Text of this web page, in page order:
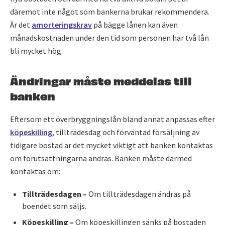
däremot inte något som bankerna brukar rekommendera.
Är det amorteringskrav på bägge lånen kan även
månadskostnaden under den tid som personen har två lån
bli mycket hög.
Ändringar måste meddelas till
banken
Eftersom ett överbryggningslån bland annat anpassas efter
köpeskilling, tillträdesdag och förväntad försäljning av
tidigare bostad är det mycket viktigt att banken kontaktas
om förutsättningarna ändras. Banken måste därmed
kontaktas om:
Tillträdesdagen – Om tillträdesdagen ändras på
boendet som säljs.
Köpeskilling – Om köpeskillingen sänks på bostaden